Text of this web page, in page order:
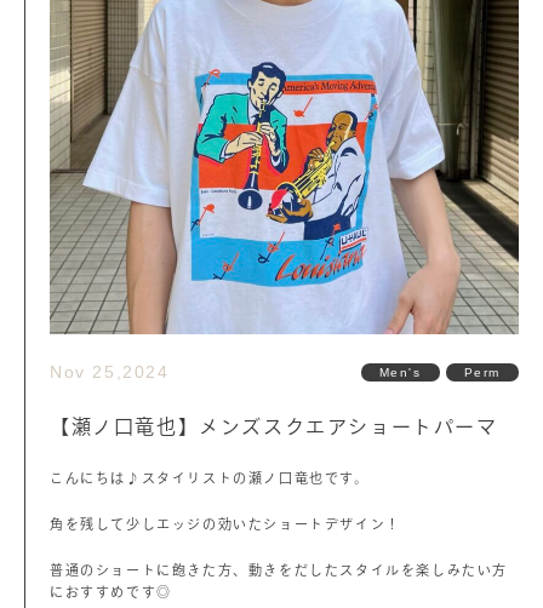
Nov 25,2024 Men's Perm
【瀬ノ口竜也】メンズスクエアショートパーマ
こんにちは♪スタイリストの瀬ノ口竜也です。
角を残して少しエッジの効いたショートデザイン！
普通のショートに飽きた方、動きをだしたスタイルを楽しみたい方
におすすめです◎